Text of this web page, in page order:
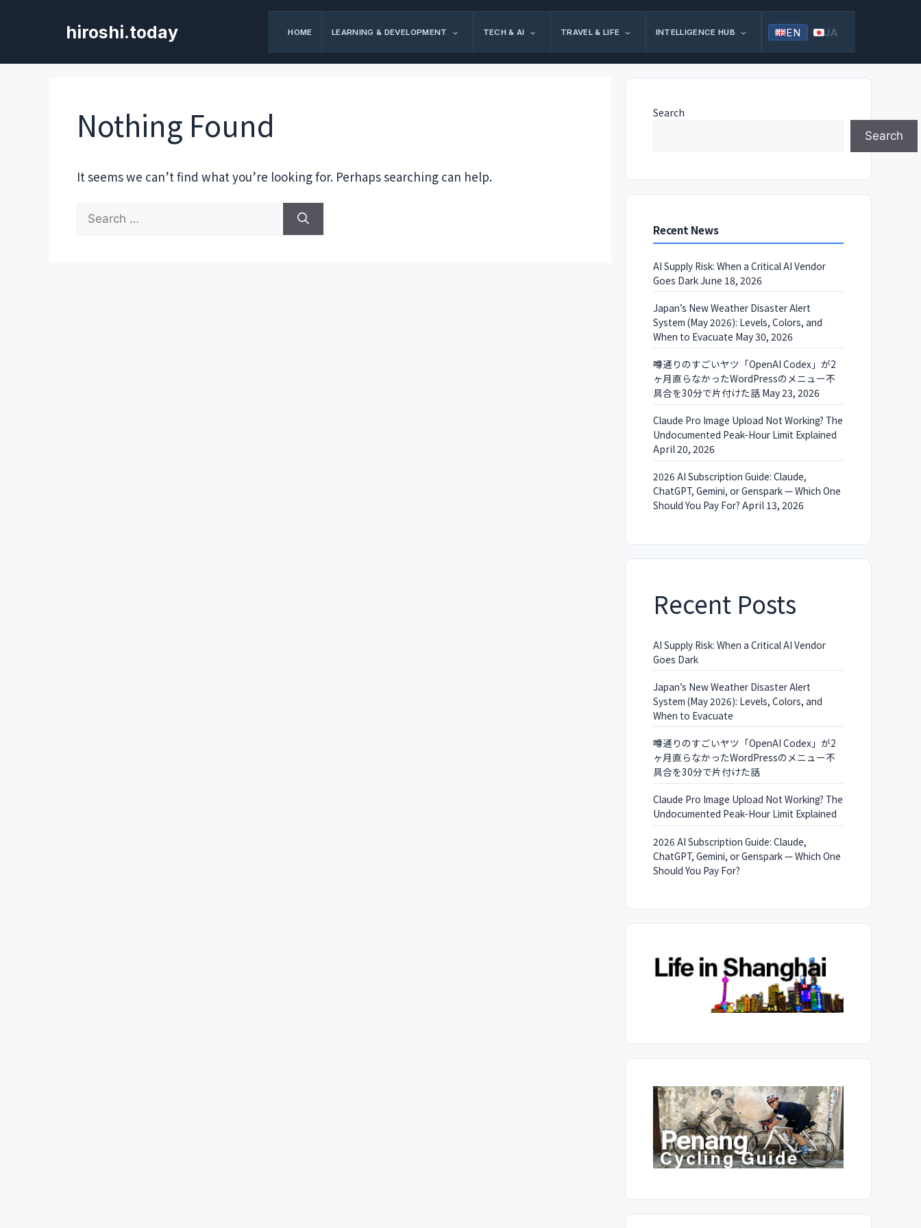
hiroshi.today EN JA
HOME LEARNING & DEVELOPMENT TECH & AI TRAVEL & LIFE INTELLIGENCE HUB
Nothing Found
It seems we can’t find what you’re looking for. Perhaps searching can help.
Search
for:
Search
Search
Recent News
AI Supply Risk: When a Critical AI Vendor
Goes DarkJune 18, 2026
Japan’s New Weather Disaster Alert
System (May 2026): Levels, Colors, and
When to Evacuate May 30, 2026
噂通りのすごいヤツ「OpenAI Codex」が2
ヶ月直らなかったWordPressのメニュー不
具合を30分で片付けた話 May 23, 2026
Claude Pro Image Upload Not Working? The
Undocumented Peak-Hour Limit Explained
April 20, 2026
2026 AI Subscription Guide: Claude,
ChatGPT, Gemini, or Genspark — Which One
Should You Pay For? April 13, 2026
Recent Posts
AI Supply Risk: When a Critical AI Vendor
Goes Dark
Japan’s New Weather Disaster Alert
System (May 2026): Levels, Colors, and
When to Evacuate
噂通りのすごいヤツ「OpenAI Codex」が2
ヶ月直らなかったWordPressのメニュー不
具合を30分で片付けた話
Claude Pro Image Upload Not Working? The
Undocumented Peak-Hour Limit Explained
2026 AI Subscription Guide: Claude,
ChatGPT, Gemini, or Genspark — Which One
Should You Pay For?